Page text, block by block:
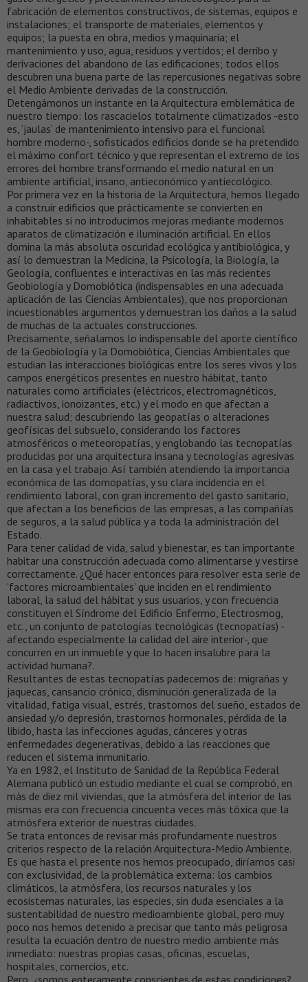
fabricación de elementos constructivos, de sistemas, equipos e
instalaciones; el transporte de materiales, elementos y
equipos; la puesta en obra, medios y maquinaria; el
mantenimiento y uso, agua, residuos y vertidos; el derribo y
derivaciones del abandono de las edificaciones; todos ellos
descubren una buena parte de las repercusiones negativas sobre
el Medio Ambiente derivadas de la construcción.
Detengámonos un instante en la Arquitectura emblemática de
nuestro tiempo: los rascacielos totalmente climatizados -esto
es, ‘jaulas’ de mantenimiento intensivo para el funcional
hombre moderno-, sofisticados edificios donde se ha pretendido
el máximo confort técnico y que representan el extremo de los
errores del hombre transformando el medio natural en un
ambiente artificial, insano, antieconómico y antiecológico.
Por primera vez en la historia de la Arquitectura, hemos llegado
a construir edificios que prácticamente se convierten en
inhabitables si no introducimos mejoras mediante modernos
aparatos de climatización e iluminación artificial. En ellos
domina la más absoluta oscuridad ecológica y antibiológica, y
así lo demuestran la Medicina, la Psicología, la Biología, la
Geología, confluentes e interactivas en las más recientes
Geobiología y Domobiótica (indispensables en una adecuada
aplicación de las Ciencias Ambientales), que nos proporcionan
incuestionables argumentos y demuestran los daños a la salud
de muchas de la actuales construcciones.
Precisamente, señalamos lo indispensable del aporte científico
de la Geobiología y la Domobiótica, Ciencias Ambientales que
estudian las interacciones biológicas entre los seres vivos y los
campos energéticos presentes en nuestro hábitat, tanto
naturales como artificiales (eléctricos, electromagnéticos,
radiactivos, ionoizantes, etc.) y el modo en que afectan a
nuestra salud; descubriendo las geopatías o alteraciones
geofísicas del subsuelo, considerando los factores
atmosféricos o meteoropatías, y englobando las tecnopatías
producidas por una arquitectura insana y tecnologías agresivas
en la casa y el trabajo. Así también atendiendo la importancia
económica de las domopatías, y su clara incidencia en el
rendimiento laboral, con gran incremento del gasto sanitario,
que afectan a los beneficios de las empresas, a las compañías
de seguros, a la salud pública y a toda la administración del
Estado.
Para tener calidad de vida, salud y bienestar, es tan importante
habitar una construcción adecuada como alimentarse y vestirse
correctamente. ¿Qué hacer entonces para resolver esta serie de
‘factores microambientales’ que inciden en el rendimiento
laboral, la salud del hábitat y sus usuarios, y con frecuencia
constituyen el Síndrome del Edificio Enfermo, Electrosmog,
etc., un conjunto de patologías tecnológicas (tecnopatías) -
afectando especialmente la calidad del aire interior-, que
concurren en un inmueble y que lo hacen insalubre para la
actividad humana?.
Resultantes de estas tecnopatías padecemos de: migrañas y
jaquecas, cansancio crónico, disminución generalizada de la
vitalidad, fatiga visual, estrés, trastornos del sueño, estados de
ansiedad y/o depresión, trastornos hormonales, pérdida de la
libido, hasta las infecciones agudas, cánceres y otras
enfermedades degenerativas, debido a las reacciones que
reducen el sistema inmunitario.
Ya en 1982, el Instituto de Sanidad de la República Federal
Alemana publicó un estudio mediante el cual se comprobó, en
más de diez mil viviendas, que la atmósfera del interior de las
mismas era con frecuencia cincuenta veces más tóxica que la
atmósfera exterior de nuestras ciudades.
Se trata entonces de revisar más profundamente nuestros
criterios respecto de la relación Arquitectura-Medio Ambiente.
Es que hasta el presente nos hemos preocupado, diríamos casi
con exclusividad, de la problemática externa: los cambios
climáticos, la atmósfera, los recursos naturales y los
ecosistemas naturales, las especies, sin duda esenciales a la
sustentabilidad de nuestro medioambiente global, pero muy
poco nos hemos detenido a precisar que tanto más peligrosa
resulta la ecuación dentro de nuestro medio ambiente más
inmediato: nuestras propias casas, oficinas, escuelas,
hospitales, comercios, etc.
Pero, ¿somos enteramente conscientes de estas condiciones?